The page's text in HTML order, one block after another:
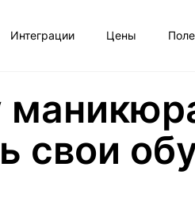
Интеграции Цены
свои